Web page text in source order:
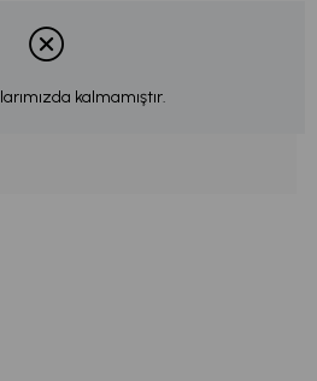
kalmamıştır.